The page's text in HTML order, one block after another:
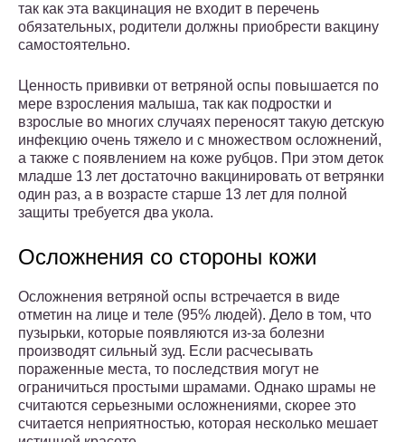
так как эта вакцинация не входит в перечень
обязательных, родители должны приобрести вакцину
самостоятельно.
Ценность прививки от ветряной оспы повышается по
мере взросления малыша, так как подростки и
взрослые во многих случаях переносят такую детскую
инфекцию очень тяжело и с множеством осложнений,
а также с появлением на коже рубцов. При этом деток
младше 13 лет достаточно вакцинировать от ветрянки
один раз, а в возрасте старше 13 лет для полной
защиты требуется два укола.
Осложнения со стороны кожи
Осложнения ветряной оспы встречается в виде
отметин на лице и теле (95% людей). Дело в том, что
пузырьки, которые появляются из-за болезни
производят сильный зуд. Если расчесывать
пораженные места, то последствия могут не
ограничиться простыми шрамами. Однако шрамы не
считаются серьезными осложнениями, скорее это
считается неприятностью, которая несколько мешает